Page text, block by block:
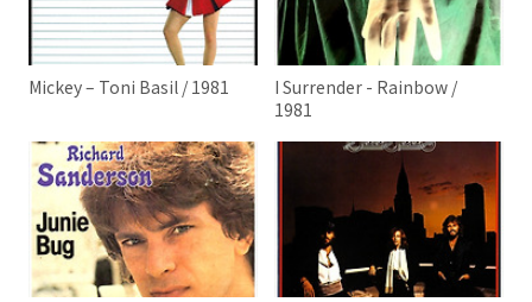
Mickey – Toni Basil / 1981
I Surrender - Rainbow /
1981